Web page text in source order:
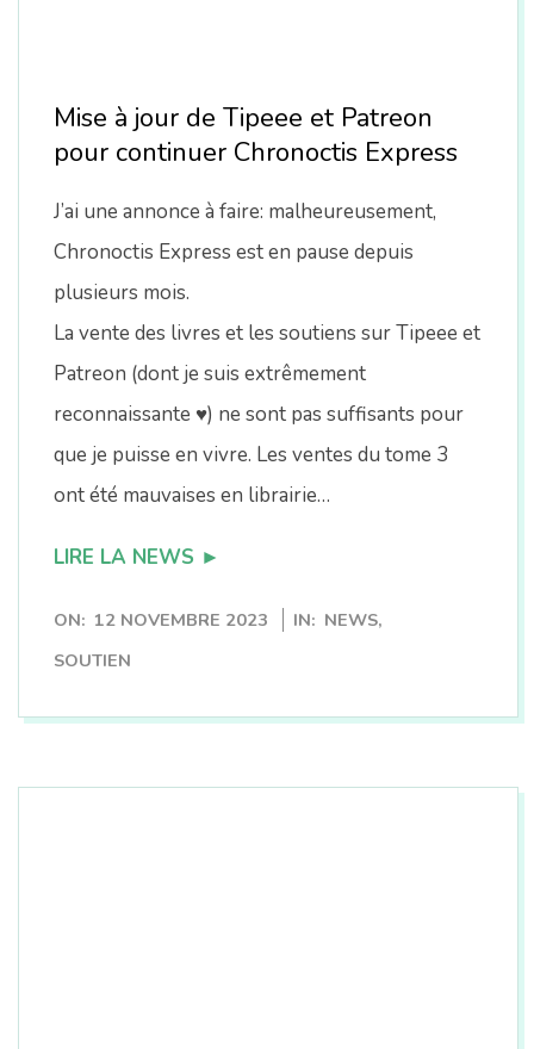
Mise à jour de Tipeee et Patreon
pour continuer Chronoctis Express
J’ai une annonce à faire: malheureusement,
Chronoctis Express est en pause depuis
plusieurs mois.
La vente des livres et les soutiens sur Tipeee et
Patreon (dont je suis extrêmement
reconnaissante ♥) ne sont pas suffisants pour
que je puisse en vivre. Les ventes du tome 3
ont été mauvaises en librairie…
LIRE LA NEWS ►
2023-
11-
ON: 12 NOVEMBRE 2023 IN: NEWS,
SOUTIEN